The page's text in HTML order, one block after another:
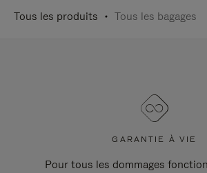
Tous les produits Tous les bagages
GARANTIE À VIE
Pour tous les dommages